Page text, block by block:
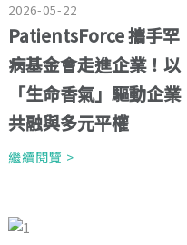
2026-05-22
PatientsForce 攜手罕
病基金會走進企業！以
「生命香氣」驅動企業
共融與多元平權
繼續閱覽 >